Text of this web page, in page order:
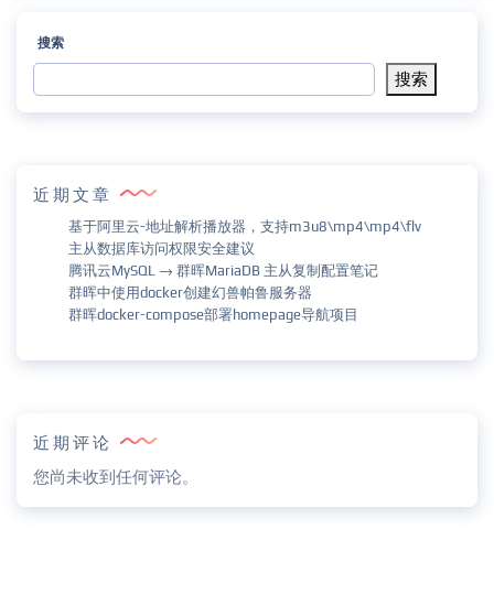
搜索
搜索
近期文章
基于阿里云-地址解析播放器，支持m3u8\mp4\mp4\flv
主从数据库访问权限安全建议
腾讯云MySQL → 群晖MariaDB 主从复制配置笔记
群晖中使用docker创建幻兽帕鲁服务器
群晖docker-compose部署homepage导航项目
近期评论
您尚未收到任何评论。